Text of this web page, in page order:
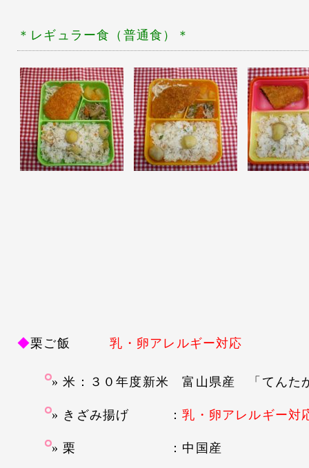
＊レギュラー食（普通食）＊
◆栗ご飯 乳・卵アレルギー対応
米：３０年度新米 富山県産 「てんた
きざみ揚げ ：乳・卵アレルギー対
栗 ：中国産